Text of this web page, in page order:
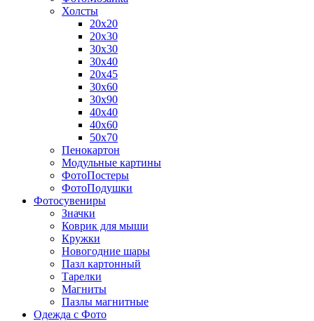
Холсты
20х20
20х30
30х30
30х40
20х45
30х60
30х90
40х40
40х60
50х70
Пенокартон
Модульные картины
ФотоПостеры
ФотоПодушки
Фотоcувениры
Значки
Коврик для мыши
Кружки
Новогодние шары
Пазл картонный
Тарелки
Магниты
Пазлы магнитные
Одежда с Фото